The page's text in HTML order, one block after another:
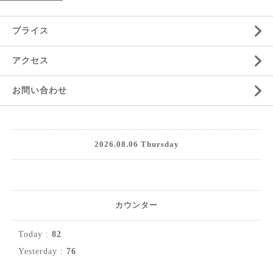
プライス
アクセス
お問い合わせ
2026.08.06 Thursday
カウンター
Today : 82
Yesterday : 76